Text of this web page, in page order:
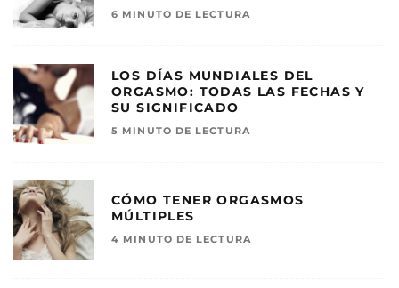
6 MINUTO DE LECTURA
LOS DÍAS MUNDIALES DEL
ORGASMO: TODAS LAS FECHAS Y
SU SIGNIFICADO
5 MINUTO DE LECTURA
CÓMO TENER ORGASMOS
MÚLTIPLES
4 MINUTO DE LECTURA